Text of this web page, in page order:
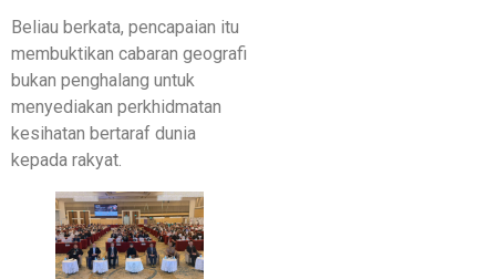
Beliau berkata, pencapaian itu
membuktikan cabaran geografi
bukan penghalang untuk
menyediakan perkhidmatan
kesihatan bertaraf dunia
kepada rakyat.